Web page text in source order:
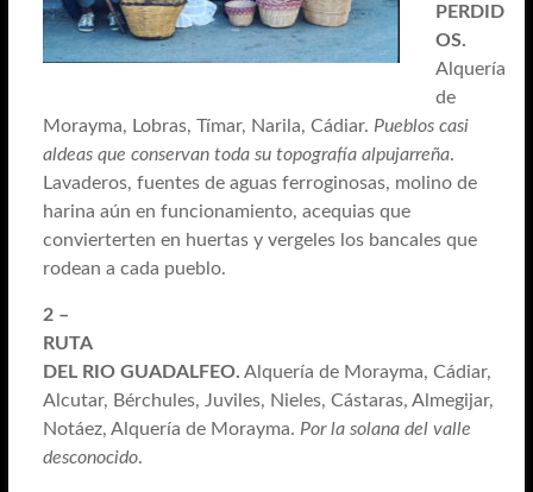
PERDID
OS.
Alquería
de
Morayma, Lobras, Tímar, Narila, Cádiar. Pueblos casi
aldeas que conservan toda su topografía alpujarreña.
Lavaderos, fuentes de aguas ferroginosas, molino de
harina aún en funcionamiento, acequias que
convierterten en huertas y vergeles los bancales que
rodean a cada pueblo.
2 –
RUTA
DEL RIO GUADALFEO. Alquería de Morayma, Cádiar,
Alcutar, Bérchules, Juviles, Nieles, Cástaras, Almegijar,
Notáez, Alquería de Morayma. Por la solana del valle
desconocido.